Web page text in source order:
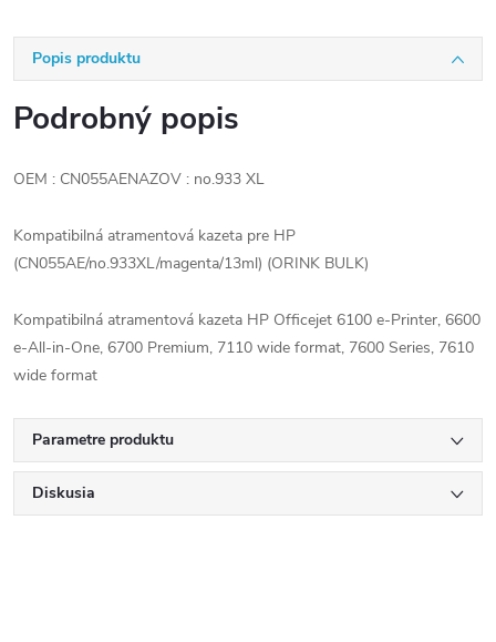
Popis produktu
Podrobný popis
OEM : CN055AENAZOV : no.933 XL
Kompatibilná atramentová kazeta pre HP
(CN055AE/no.933XL/magenta/13ml) (ORINK BULK)
Kompatibilná atramentová kazeta HP Officejet 6100 e-Printer, 6600
e-All-in-One, 6700 Premium, 7110 wide format, 7600 Series, 7610
wide format
Parametre produktu
Diskusia